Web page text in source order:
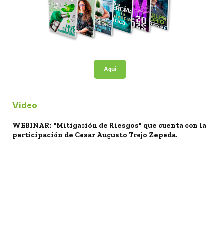
Aquí
Video
WEBINAR: "Mitigación de Riesgos" que cuenta con la
participación de Cesar Augusto Trejo Zepeda.